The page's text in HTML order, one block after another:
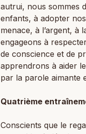
autrui, nous sommes
enfants, à adopter
menace, à l’argent, à
engageons à
de conscience et de
apprendrons à aider
par la parole aimante
Quatrième
Conscients que le